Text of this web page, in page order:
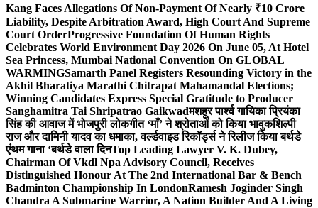
Kang Faces Allegations Of Non-Payment Of Nearly ₹10 Crore
Liability, Despite Arbitration Award, High Court And Supreme
Court OrderProgressive Foundation Of Human Rights
Celebrates World Environment Day 2026 On June 05, At Hotel
Sea Princess, Mumbai National Convention On GLOBAL
WARMINGSamarth Panel Registers Resounding Victory in the
Akhil Bharatiya Marathi Chitrapat Mahamandal Elections;
Winning Candidates Express Special Gratitude to Producer
Sanghamitra Tai Shripatrao Gaikwadमशहूर पार्श्व गायिका प्रियंका
सिंह की आवाज में भोजपुरी लोकगीत ‘माँ’ ने श्रोताओं को किया भावुकशिल्पी
राज और दामिनी यादव का धमाका, वर्ल्डवाइड रिकॉर्ड्स ने रिलीज किया बर्थडे
एंथम गाना ‘बर्थडे वाला दिनTop Leading Lawyer V. K. Dubey,
Chairman Of Vkdl Npa Advisory Council, Receives
Distinguished Honour At The 2nd International Bar & Bench
Badminton Championship In LondonRamesh Joginder Singh
Chandra A Submarine Warrior, A Nation Builder And A Living